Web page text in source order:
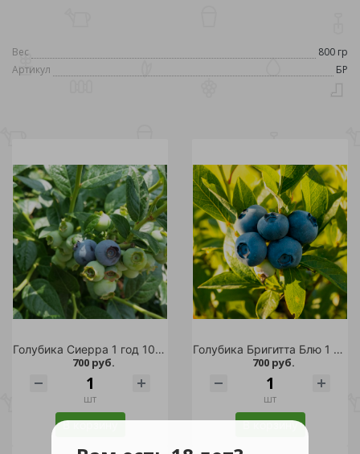
Вес
800 гр
Артикул
БР
Голубика Сиерра 1 год 10-20 см 1шт
700 руб.
шт
В корзину
Голубика Бригитта Блю 1 год 10-20 см 1шт
700 руб.
шт
В корзину